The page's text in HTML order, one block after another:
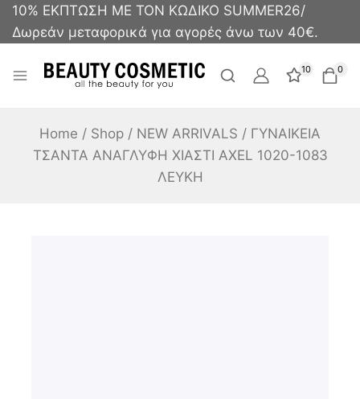
10% ΕΚΠΤΩΣΗ ΜΕ ΤΟΝ ΚΩΔΙΚΟ SUMMER26/
Δωρεάν μεταφορικά για αγορές άνω των 40€.
10 0
Home / Shop / NEW ARRIVALS / ΓΥΝΑΙΚΕΙΑ
ΤΣΑΝΤΑ ΑΝΑΓΛΥΦΗ ΧΙΑΣΤΙ AXEL 1020-1083
ΛΕΥΚΗ